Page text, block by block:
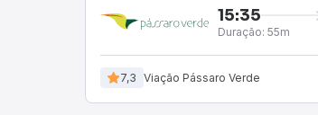
15:35
Duração: 55m
7,3 Viação Pássaro Verde